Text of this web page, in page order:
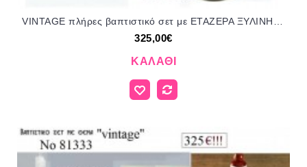
VINTAGE πλήρες βαπτιστικό σετ με ΕΤΑΖΕΡΑ ΞΥΛΙΝΗ Νο 81388 325€!!!!
325,00€
ΚΑΛΆΘΙ